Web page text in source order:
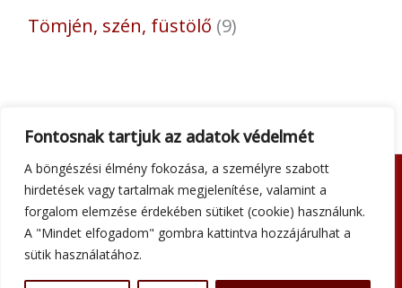
Fontosnak tartjuk az adatok védelmét
A böngészési élmény fokozása, a személyre szabott
hirdetések vagy tartalmak megjelenítése, valamint a
forgalom elemzése érdekében sütiket (cookie) használunk.
A "Mindet elfogadom" gombra kattintva hozzájárulhat a
sütik használatához.
Tömjén, szén, füstölő 9
Adatkezelési tájékoztató
Általános szerződési feltételek